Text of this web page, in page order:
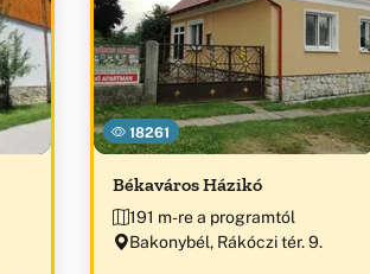
18261
Békaváros Házikó
191 m-re a programtól
Bakonybél, Rákóczi tér. 9.